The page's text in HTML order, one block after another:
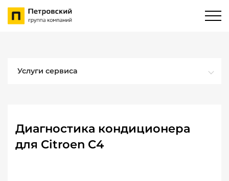
Услуги сервиса
Диагностика кондиционера
для Citroen C4